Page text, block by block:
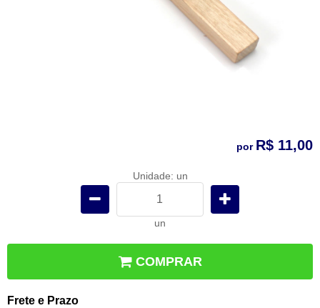
por R$ 11,00
Unidade: un
un
COMPRAR
Frete e Prazo